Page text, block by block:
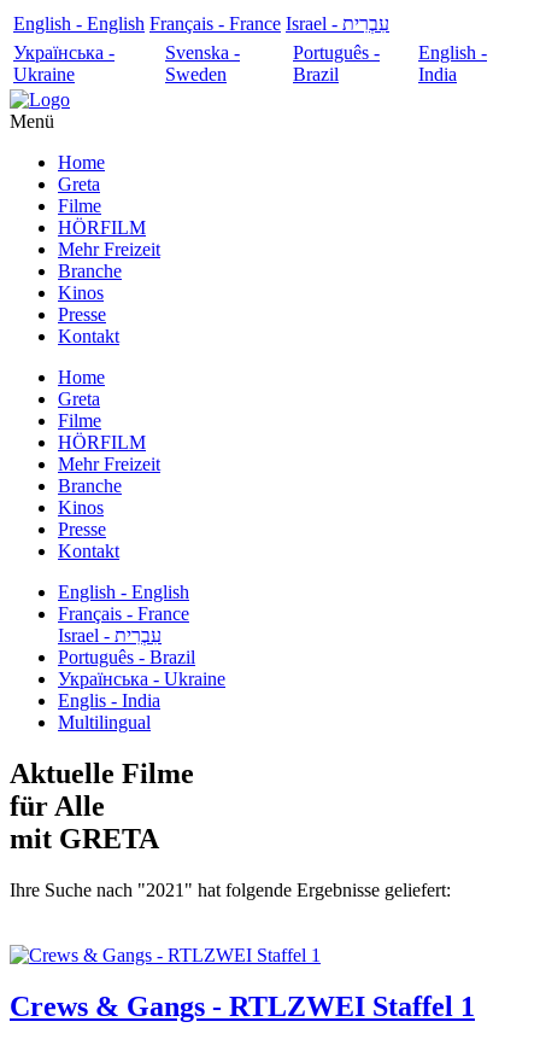
English - English Français - France
עִבְרִית - Israel
Українська -
Ukraine
Svenska -
Sweden
Português -
Brazil
English -
India
Menü
Home
Greta
Filme
HÖRFILM
Mehr Freizeit
Branche
Kinos
Presse
Kontakt
Home
Greta
Filme
HÖRFILM
Mehr Freizeit
Branche
Kinos
Presse
Kontakt
English - English
Français - France
עִבְרִית - Israel
Português - Brazil
Українська - Ukraine
Englis - India
Multilingual
Aktuelle Filme
für Alle
mit GRETA
Ihre Suche nach "2021" hat folgende Ergebnisse geliefert:
Crews & Gangs - RTLZWEI Staffel 1